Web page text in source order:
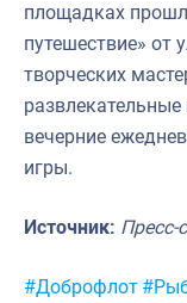
площадках
путешествие» от
творческих
вечерние
игры.
Источник: Пресс-
Метки:
#Доброфлот